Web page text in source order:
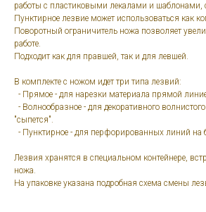
работы с пластиковыми лекалами и
Пунктирное лезвие может использоваться как
Поворотный ограничитель ножа позволяет
работе.
Подходит как для правшей, так и для левшей.
В комплекте с ножом идет три типа лезвий:
- Прямое - для нарезки материала прямой
- Волнообразное - для декоративного
"сыпется".
- Пунктирное - для перфорированных линий на
Лезвия хранятся в специальном контейнере,
ножа.
На упаковке указана подробная схема смены